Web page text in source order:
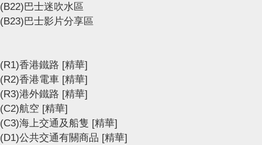
(B22)巴士迷吹水區
(B23)巴士影片分享區
(R1)香港鐵路 [精華]
(R2)香港電車 [精華]
(R3)港外鐵路 [精華]
(C2)航空 [精華]
(C3)海上交通及船隻 [精華]
(D1)公共交通有關商品 [精華]